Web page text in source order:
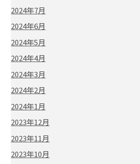
2024年7月
2024年6月
2024年5月
2024年4月
2024年3月
2024年2月
2024年1月
2023年12月
2023年11月
2023年10月